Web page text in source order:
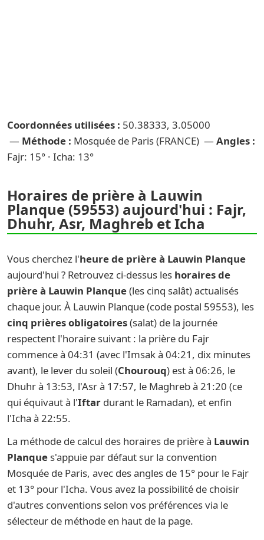
Coordonnées utilisées : 50.38333, 3.05000
— Méthode : Mosquée de Paris (FRANCE) — Angles :
Fajr: 15° · Icha: 13°
Horaires de prière à Lauwin
Planque (59553) aujourd'hui : Fajr,
Dhuhr, Asr, Maghreb et Icha
Vous cherchez l'heure de prière à Lauwin Planque
aujourd'hui ? Retrouvez ci-dessus les horaires de
prière à Lauwin Planque(les cinq salât) actualisés
chaque jour. À Lauwin Planque (code postal 59553), les
cinq prières obligatoires(salat) de la journée
respectent l'horaire suivant : la prière du Fajr
commence à 04:31 (avec l'Imsak à 04:21, dix minutes
avant), le lever du soleil (Chourouq) est à 06:26, le
Dhuhr à 13:53, l'Asr à 17:57, le Maghreb à 21:20 (ce
qui équivaut à l'Iftar durant le Ramadan), et enfin
l'Icha à 22:55.
La méthode de calcul des horaires de prière à Lauwin
Planque s'appuie par défaut sur la convention
Mosquée de Paris, avec des angles de 15° pour le Fajr
et 13° pour l'Icha. Vous avez la possibilité de choisir
d'autres conventions selon vos préférences via le
sélecteur de méthode en haut de la page.